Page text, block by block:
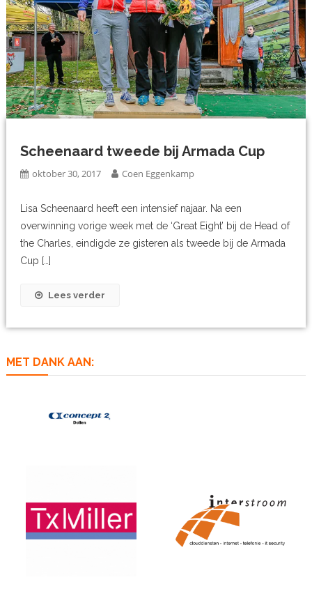
Scheenaard tweede bij Armada Cup
oktober 30, 2017 Coen Eggenkamp
Lisa Scheenaard heeft een intensief najaar. Na een
overwinning vorige week met de ‘Great Eight’ bij de Head of
the Charles, eindigde ze gisteren als tweede bij de Armada
Cup […]
Lees verder
MET DANK AAN: